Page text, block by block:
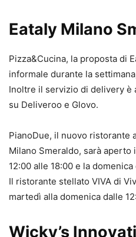
Eataly Milano
Pizza&Cucina, la proposta di
informale durante la
Inoltre il servizio di delivery è
su Deliveroo e Glovo.
PianoDue, il nuovo ristorante
Milano Smeraldo, sarà
12:00 alle 18:00 e la domenica
Il ristorante stellato VIVA di
martedì alla domenica dalle
Wicky’s